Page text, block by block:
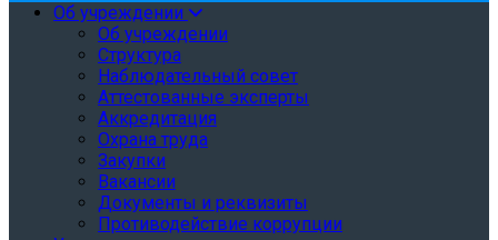
Об учреждении
Об учреждении
Структура
Наблюдательный совет
Аттестованные эксперты
Аккредитация
Охрана труда
Закупки
Вакансии
Документы и реквизиты
Противодействие коррупции